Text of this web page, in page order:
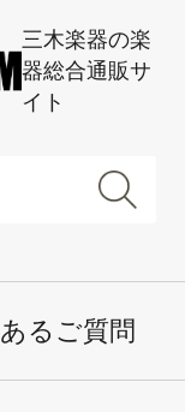
三木楽器の楽
器総合通販サ
イト
るご質問